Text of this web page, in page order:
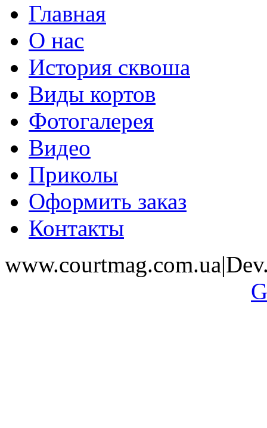
Главная
О нас
История сквоша
Виды кортов
Фотогалерея
Видео
Приколы
Оформить заказ
Контакты